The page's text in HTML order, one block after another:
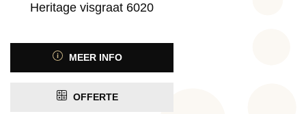
Heritage visgraat 6020
MEER INFO
OFFERTE